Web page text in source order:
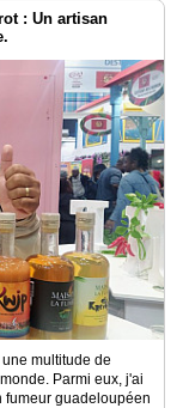
: Un artisan
multitude de
Parmi eux, j'ai
fumeur guadeloupéen